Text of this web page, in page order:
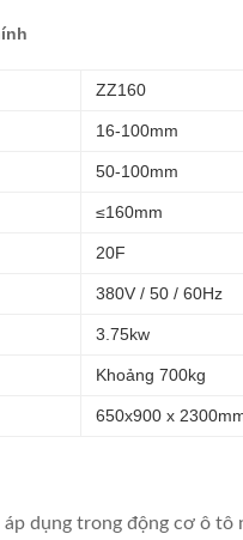
ZZ160
16-100mm
50-100mm
≤160mm
20F
380V / 50 / 60Hz
3.75kw
Khoảng 700kg
650x900 x
dụng trong động cơ ô